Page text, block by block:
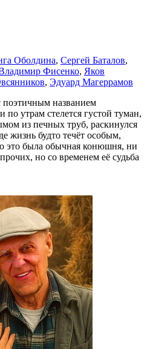
Оболдина, Сергей Баталов,
Фисенко, Яков
, Эдуард Магеррамов
поэтичным названием
утрам стелется густой туман,
из печных труб, раскинулся
жизнь будто течёт особым,
это была обычная конюшня, ни
но со временем её судьба